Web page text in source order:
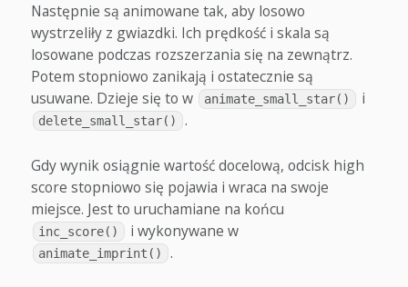
Następnie są animowane tak, aby losowo
wystrzeliły z gwiazdki. Ich prędkość i skala są
losowane podczas rozszerzania się na zewnątrz.
Potem stopniowo zanikają i ostatecznie są
usuwane. Dzieje się to w
animate_small_star() i
delete_small_star() .
Gdy wynik osiągnie wartość docelową, odcisk high
score stopniowo się pojawia i wraca na swoje
miejsce. Jest to uruchamiane na końcu
inc_score() i wykonywane w
animate_imprint() .